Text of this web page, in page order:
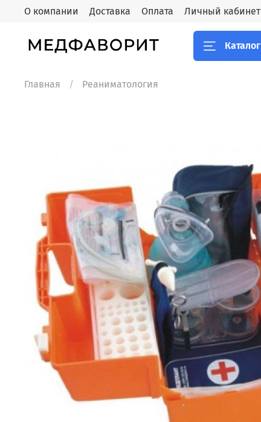
О компании Доставка Оплата Личный кабинет
Каталог
Главная Реаниматология